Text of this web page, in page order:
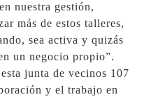
nuestra gestión,
más de estos talleres,
sea activa y quizás
un negocio propio”.
junta de vecinos 107
y el trabajo en